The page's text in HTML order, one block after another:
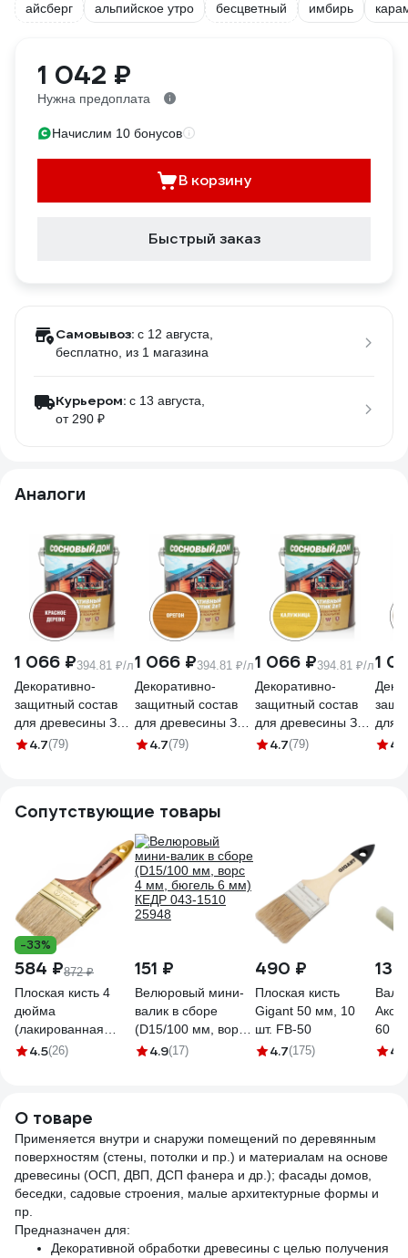
айсберг альпийское утро бесцветный имбирь
1 042 ₽
Нужна предоплата
Начислим 10 бонусов
В корзину
Быстрый заказ
Самовывоз: c 12 августа,
бесплатно , из 1 магазина
Курьером: c 13 августа,
от 290 ₽
Аналоги
1 066 ₽394.81 ₽/л
Декоративно-
защитный состав
для древесины ЗАО
Декарт Сосновый
4.7(79)
1 066 ₽394.81 ₽/л
Декоративно-
защитный состав
для древесины ЗАО
Декарт Сосновый
4.7(79)
1 066 ₽394.81 ₽/л
Декоративно-
защитный состав
для древесины ЗАО
Декарт Сосновый
4.7(79)
1
для
4.7
Сопутствующие товары
-33%
584 ₽872 ₽
Плоская кисть 4
дюйма
(лакированная
деревянная ручка,
TOPEX Профи
19b640
4.5(26)
151 ₽
Велюровый мини-
валик в сборе
(D15/100 мм, ворс
4 мм, бюгель 6 мм)
4.9(17)
490 ₽
Плоская кисть
Gigant 50 мм, 10
шт. FB-50
4.7(175)
60
4.8
О товаре
Применяется внутри и снаружи помещений по деревянным
поверхностям (стены, потолки и пр.) и материалам на основе
древесины (ОСП, ДВП, ДСП фанера и др.); фасады домов,
беседки, садовые строения, малые архитектурные формы и
пр.
Предназначен для:
Декоративной обработки древесины с целью получения